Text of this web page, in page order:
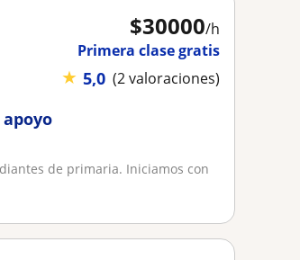
$30000/h
Primera clase gratis
★ 5,0 (2 valoraciones)
de primaria. Iniciamos con